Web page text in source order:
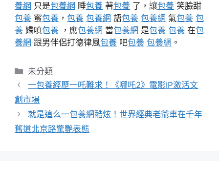
養網 只是包養網 睡包養 著包養 了，讓包養 笑臉甜
包養 蜜包養 ， 包養 包養網 語包養 包養網 氣包養 包
養 嬌嗔包養 ，應包養網 當包養網 是包養 包養 在包
養網 跟男伴侶打德律風包養 吧包養 包養網 。
分
類
未分類
一包養經歷一吒難求！《哪吒2》電影IP激活文
創市場
就是這么一包養網酷炫！世界經典老爺車在千年
舊道北京路驚艷表態